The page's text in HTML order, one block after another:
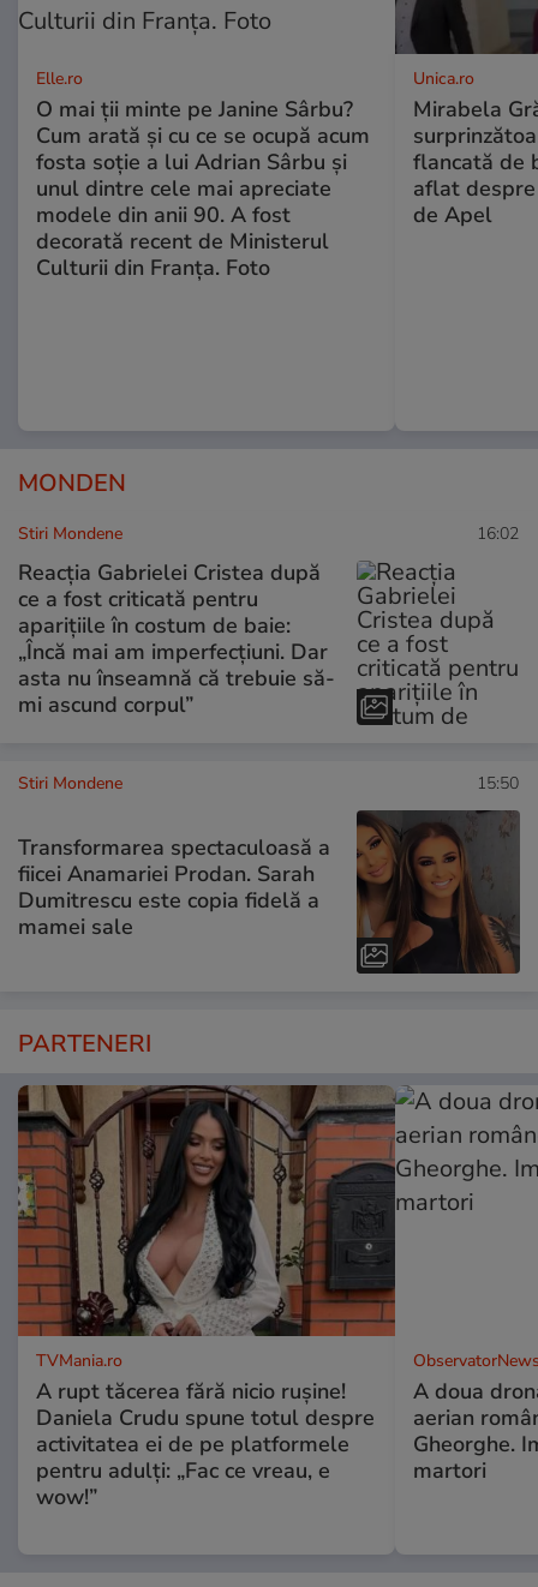
Elle.ro
O mai ții minte pe Janine Sârbu?
Cum arată și cu ce se ocupă acum
fosta soție a lui Adrian Sârbu și
unul dintre cele mai apreciate
modele din anii 90. A fost
decorată recent de Ministerul
Culturii din Franța. Foto
Unica.ro
Mirabela
flancată de
aflat
de Apel
MONDEN
Stiri Mondene 16:02
Reacția Gabrielei Cristea după
ce a fost criticată pentru
aparițiile în costum de baie:
„Încă mai am imperfecțiuni. Dar
asta nu înseamnă că trebuie să-
mi ascund corpul”
Stiri Mondene 15:50
Transformarea spectaculoasă a
fiicei Anamariei Prodan. Sarah
Dumitrescu este copia fidelă a
mamei sale
PARTENERI
TVMania.ro
A rupt tăcerea fără nicio rușine!
Daniela Crudu spune totul despre
activitatea ei de pe platformele
pentru adulți: „Fac ce vreau, e
wow!”
A doua
aerian
Gheorghe.
martori